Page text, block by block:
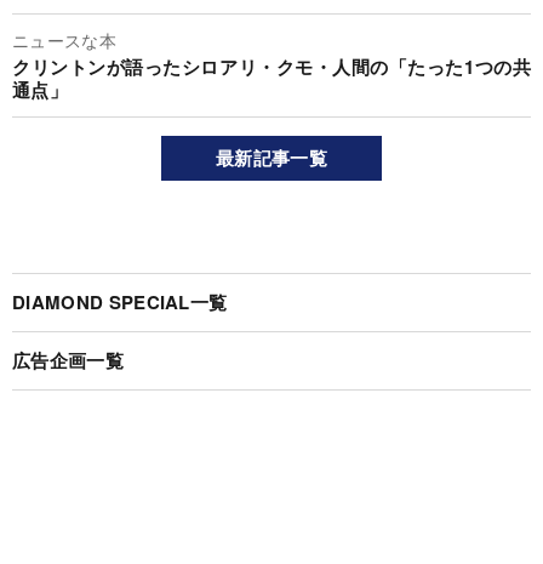
ニュースな本
クリントンが語ったシロアリ・クモ・人間の「たった1つの共
通点」
最新記事一覧
DIAMOND SPECIAL一覧
広告企画一覧